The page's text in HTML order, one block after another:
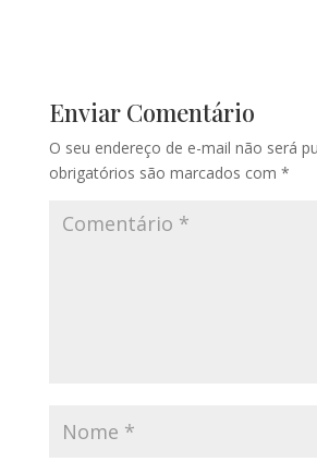
Enviar Comentário
O seu endereço de e-mail não será
obrigatórios são marcados com *